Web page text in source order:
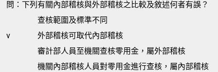
問：下列有關內部稽核與外部稽核之比較及敘述何者有誤？
查核範圍及標準不同
v
外部稽核可取代內部稽核
審計部人員至機關查核零用金，屬外部稽核
機關內部稽核人員對零用金進行查核，屬內部稽核